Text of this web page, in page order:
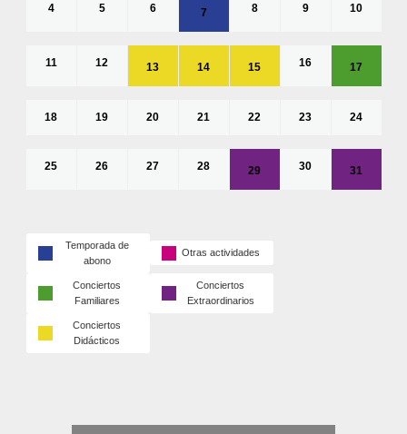
4 5 6 7 8 9 10
11 12 13 14 15 16 17
18 19 20 21 22 23 24
25 26 27 28 29 30 31
Temporada de
abono
Otras actividades
Conciertos
Familiares
Conciertos
Extraordinarios
Conciertos
Didácticos